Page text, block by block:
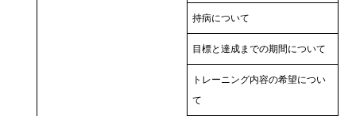
持病について
目標と達成までの期間について
トレーニング内容の希望につい
て